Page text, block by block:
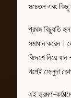
সচেতন এবং কিছু
প্রথম বিচ্যুতি হল
সমাধান করেন।
বিদেশে নিয়ে
গল্পেই ফেলুদা
এই ভ্রমণ-